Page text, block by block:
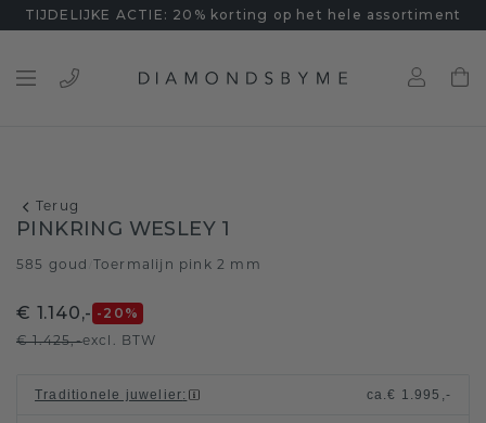
TIJDELIJKE ACTIE: 20% korting op het hele assortiment
Terug
PINKRING WESLEY 1
585 goud Toermalijn pink 2 mm
€ 1.140,- -20 %
€ 1.425,-excl. BTW
Traditionele juwelier: ca.€ 1.995,-